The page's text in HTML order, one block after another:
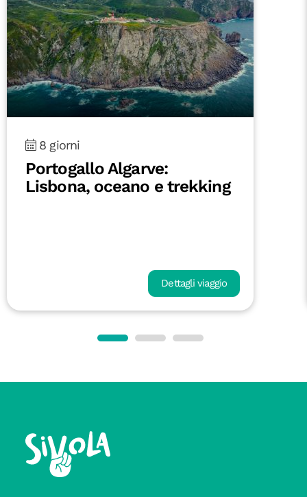
8 giorni
Portogallo Algarve:
Lisbona, oceano e trekking
Dettagli viaggio